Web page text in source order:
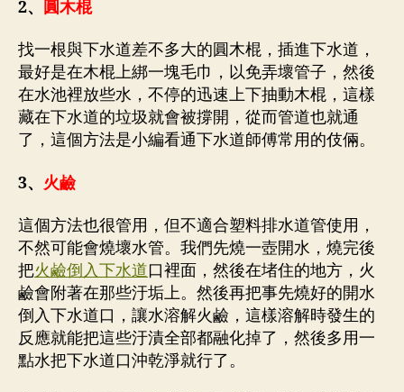
2、 圓木棍
找一根與下水道差不多大的圓木棍，插進下水道，
最好是在木棍上綁一塊毛巾，以免弄壞管子，然後
在水池裡放些水，不停的迅速上下抽動木棍，這樣
藏在下水道的垃圾就會被撐開，從而管道也就通
了，這個方法是小編看通下水道師傅常用的伎倆。
3、 火鹼
這個方法也很管用，但不適合塑料排水道管使用，
不然可能會燒壞水管。我們先燒一壺開水，燒完後
把火鹼倒入下水道口裡面，然後在堵住的地方，火
鹼會附著在那些汙垢上。然後再把事先燒好的開水
倒入下水道口，讓水溶解火鹼，這樣溶解時發生的
反應就能把這些汙漬全部都融化掉了，然後多用一
點水把下水道口沖乾淨就行了。